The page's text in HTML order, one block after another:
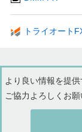
トライオート
より良い情報を提
ご協力よろしくお願